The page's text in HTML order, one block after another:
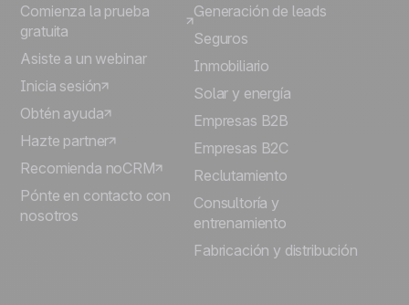
Comienza la prueba
gratuita
Asiste a un webinar
Inicia sesión
Obtén ayuda
Hazte partner
Recomienda noCRM
Pónte en contacto con
nosotros
Generación de leads
Seguros
Inmobiliario
Solar y energía
Empresas B2B
Empresas B2C
Reclutamiento
Consultoría y
entrenamiento
Fabricación y distribución